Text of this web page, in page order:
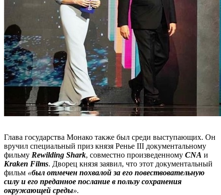
Глава государства Монако также был среди выступающих. Он
вручил специальный приз князя Ренье III документальному
фильму Rewilding Shark, совместно произведенному CNA и
Kraken Films. Дворец князя заявил, что этот документальный
фильм «был отмечен похвалой за его повествовательную
силу и его преданное послание в пользу сохранения
окружающей среды».